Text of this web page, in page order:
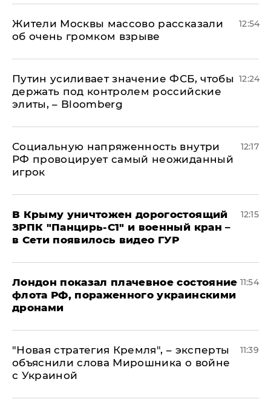
Жители Москвы массово рассказали
об очень громком взрыве
12:54
Путин усиливает значение ФСБ, чтобы
держать под контролем российские
элиты, – Bloomberg
12:24
Социальную напряженность внутри
РФ провоцирует самый неожиданный
игрок
12:17
В Крыму уничтожен дорогостоящий
ЗРПК "Панцирь-С1" и военный кран –
в Сети появилось видео ГУР
12:15
Лондон показал плачевное состояние
флота РФ, пораженного украинскими
дронами
11:54
"Новая стратегия Кремля", – эксперты
объяснили слова Мирошника о войне
с Украиной
11:39